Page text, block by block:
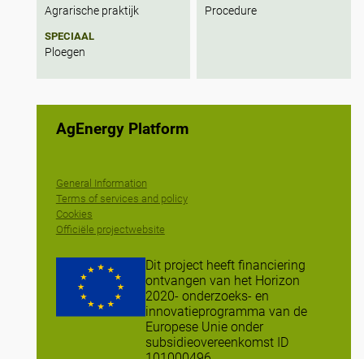
Agrarische praktijk
SPECIAAL
Ploegen
Procedure
AgEnergy Platform
General Information
Terms of services and policy
Cookies
Officiële projectwebsite
Dit project heeft financiering
ontvangen van het Horizon
2020- onderzoeks- en
innovatieprogramma van de
Europese Unie onder
subsidieovereenkomst ID